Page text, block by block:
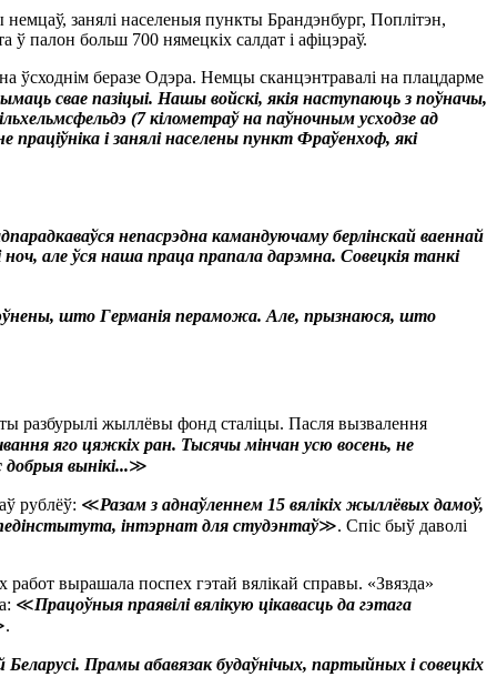
занялі населеныя пункты Брандэнбург, Поплітэн,
палон больш 700 нямецкіх салдат і афіцэраў.
ўсходнім беразе Одэра. Немцы сканцэнтравалі на плацдарме
свае пазіцыі. Нашы войскі, якія наступаюць з поўначы,
(7 кілометраў на паўночным усходзе ад
праціўніка і занялі населены пункт Фраўенхоф, які
непасрэдна камандуючаму берлінскай ваеннай
але ўся наша праца прапала дарэмна. Совецкія танкі
што Германія пераможа. Але, прызнаюся, што
разбурылі жыллёвы фонд сталіцы. Пасля вызвалення
яго цяжкіх ран. Тысячы мінчан усю восень, не
вынікі...≫
рублёў: ≪Разам з аднаўленнем 15 вялікіх жыллёвых дамоў,
інтэрнат для студэнтаў≫. Спіс быў даволі
вырашала поспех гэтай вялікай справы. «Звязда»
≪Працоўныя праявілі вялікую цікавасць да гэтага
Прамы абавязак будаўнічых, партыйных і совецкіх